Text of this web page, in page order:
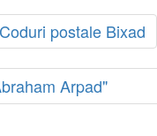
Coduri postale Bixad
Arpad"